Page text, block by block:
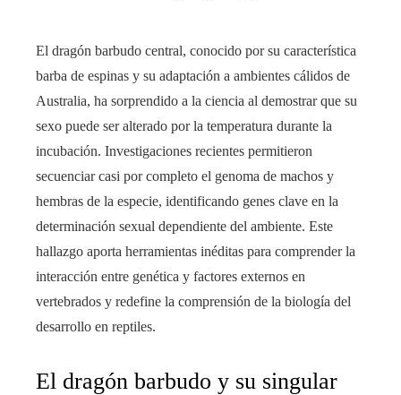
El dragón barbudo central, conocido por su característica
barba de espinas y su adaptación a ambientes cálidos de
Australia, ha sorprendido a la ciencia al demostrar que su
sexo puede ser alterado por la temperatura durante la
incubación. Investigaciones recientes permitieron
secuenciar casi por completo el genoma de machos y
hembras de la especie, identificando genes clave en la
determinación sexual dependiente del ambiente. Este
hallazgo aporta herramientas inéditas para comprender la
interacción entre genética y factores externos en
vertebrados y redefine la comprensión de la biología del
desarrollo en reptiles.
El dragón barbudo y su singular